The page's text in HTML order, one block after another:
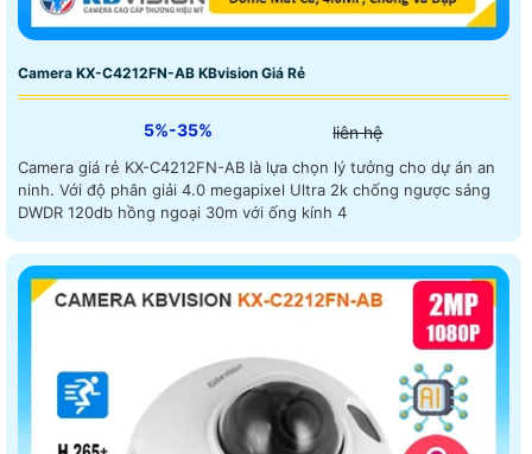
Camera KX-C4212FN-AB KBvision Giá Rẻ
5%-35% liên hệ
Camera giá rẻ KX-C4212FN-AB là lựa chọn lý tưởng cho dự án an
ninh. Với độ phân giải 4.0 megapixel Ultra 2k chống ngược sáng
DWDR 120db hồng ngoại 30m với ống kính 4